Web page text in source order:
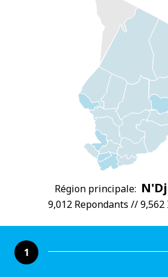
Région principale:
9,012 Repondants //
1